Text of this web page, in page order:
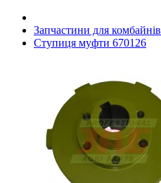
Запчастини для комбайнів
Ступиця муфти 670126